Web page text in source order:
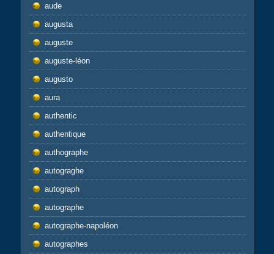
aude
augusta
auguste
auguste-léon
augusto
aura
authentic
authentique
authographe
autograghe
autograph
autographe
autographe-napoléon
autographes